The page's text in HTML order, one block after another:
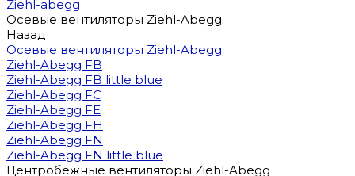
Ziehl-abegg
Осевые вентиляторы Ziehl-Abegg
Назад
Осевые вентиляторы Ziehl-Abegg
Ziehl-Abegg FB
Ziehl-Abegg FB little blue
Ziehl-Abegg FC
Ziehl-Abegg FE
Ziehl-Abegg FH
Ziehl-Abegg FN
Ziehl-Abegg FN little blue
Центробежные вентиляторы Ziehl-Abegg